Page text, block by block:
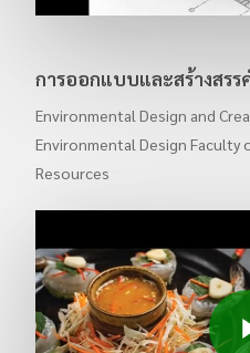
การออกแบบและสร้างสรร
Environmental Design and
Environmental Design Faculty
Resources
Play Video